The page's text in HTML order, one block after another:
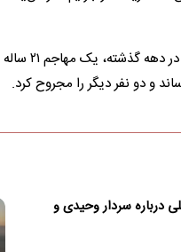
و دو نفر دیگر را مجروح کرد.
درباره سردار وحیدی و